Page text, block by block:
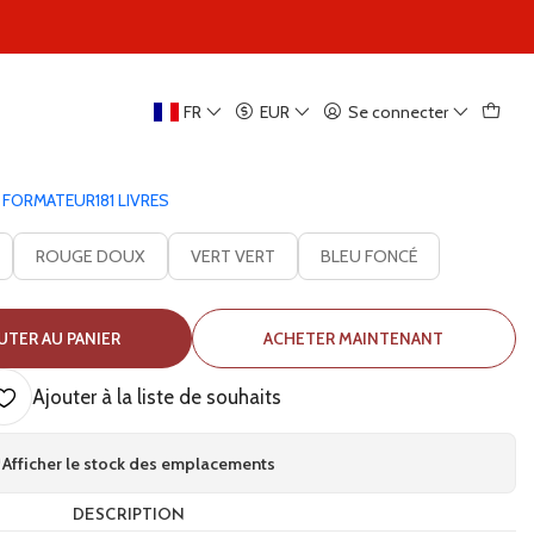
FR EUR Se connecter
FORMATEUR181 LIVRES
flexible Theraband
ROUGE DOUX VERT VERT BLEU FONCÉ
AU PANIER ACHETER MAINTENANT
Ajouter à la liste de souhaits
Afficher le stock des emplacements
DESCRIPTION